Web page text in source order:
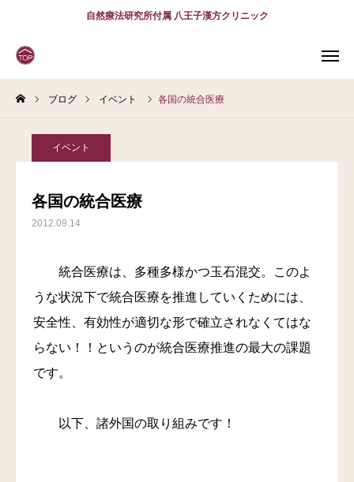
自然療法研究所付属 八王子漢方クリニック
ブログ イベント 各国の統合医療
イベント
各国の統合医療
2012.09.14
統合医療は、多種多様かつ玉石混交。このよ
うな状況下で統合医療を推進していくためには、
安全性、有効性が適切な形で確立されなくてはな
らない！！というのが統合医療推進の最大の課題
です。
以下、諸外国の取り組みです！
WEB予約
電話予約
当院について
診療案内
スタッフ紹介
アクセス